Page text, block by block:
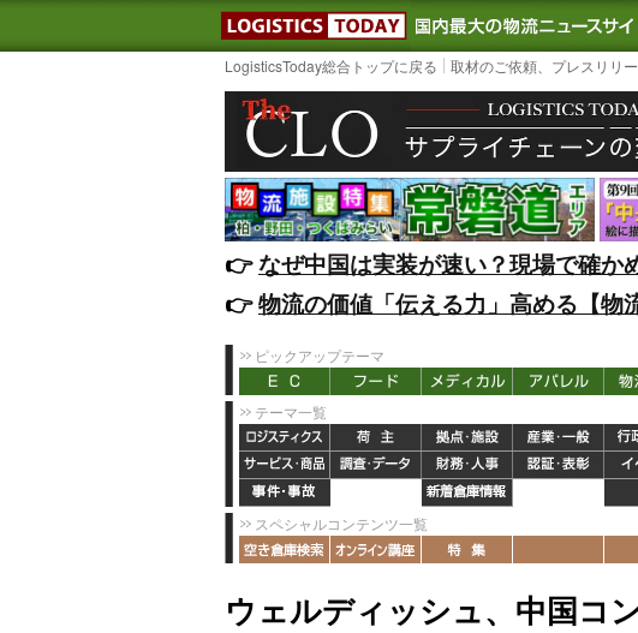
LOGISTICS TODAY｜国
LogisticsToday総合トップに戻る 取材のご依頼、プレスリリ
👉️なぜ中国は実装が速い？現場で確か
👉️物流の価値「伝える力」高める【物
ピックアップテーマ
テーマ一覧
スペシャルコンテンツ一覧
ウェルディッシュ、中国コ